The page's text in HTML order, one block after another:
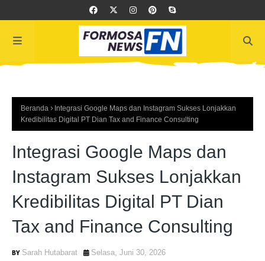
Beranda
Integrasi Google Maps dan Instagram Sukses Lonjakkan
Kredibilitas Digital PT Dian Tax and Finance Consulting
Integrasi Google Maps dan
Instagram Sukses Lonjakkan
Kredibilitas Digital PT Dian
Tax and Finance Consulting
Sarah Hutabarat Selasa, Juni 30, 2026